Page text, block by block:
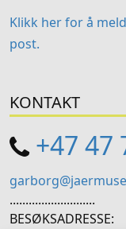
Klikk her for å
post.
KONTAKT
+47 47
...........................
BESØKSADRESSE: